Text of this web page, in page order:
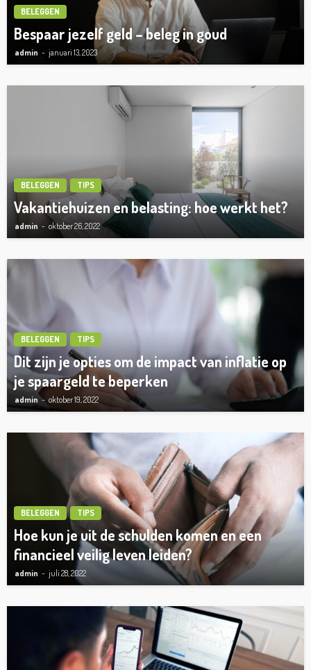
BELEGGEN
Bespaar jezelf geld – beleg in goud
admin januari 13, 2023
BELEGGEN TIPS
Vakantiehuizen en belasting: hoe werkt het?
admin oktober 26, 2022
BELEGGEN TIPS
Dit zijn je opties om de impact van inflatie op
je spaargeld te beperken
admin oktober 19, 2022
BELEGGEN TIPS
Hoe kun je uit de schulden komen en een
financieel veilig leven leiden?
admin juli 28, 2022